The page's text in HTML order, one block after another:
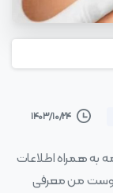
۱۴۰۳/۱۰/۲۴
به همراه اطلاعات
من معرفی